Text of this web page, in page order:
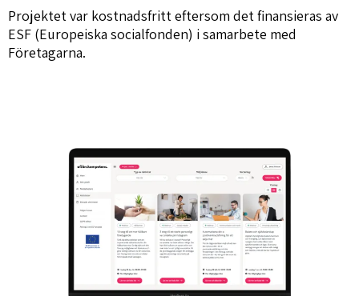
Projektet var kostnadsfritt eftersom det finansieras av
ESF (Europeiska socialfonden) i samarbete med
Företagarna.